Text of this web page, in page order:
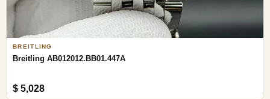
BREITLING
Breitling AB012012.BB01.447A
$ 5,028